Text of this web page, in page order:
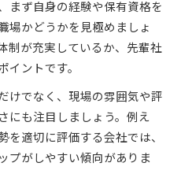
まず自身の経験や保有資格を
場かどうかを見極めましょ
制が充実しているか、先輩社
ントです。
けでなく、現場の雰囲気や評
にも注目しましょう。例え
適切に評価する会社では、
プがしやすい傾向がありま